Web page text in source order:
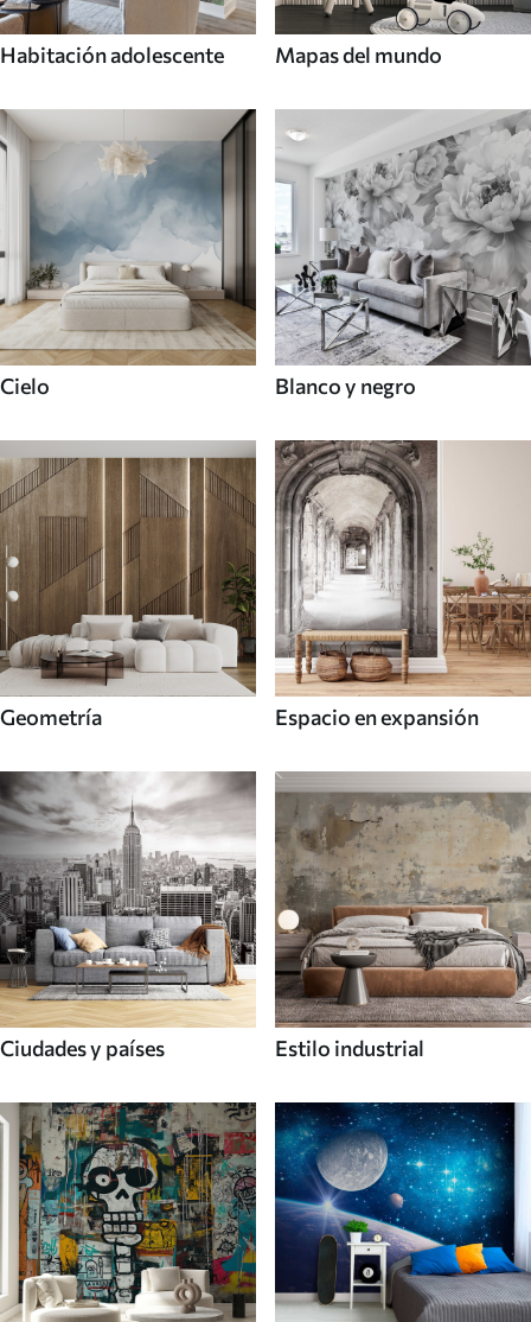
Habitación adolescente Mapas del mundo
Cielo Blanco y negro
Geometría Espacio en expansión
Ciudades y países Estilo industrial